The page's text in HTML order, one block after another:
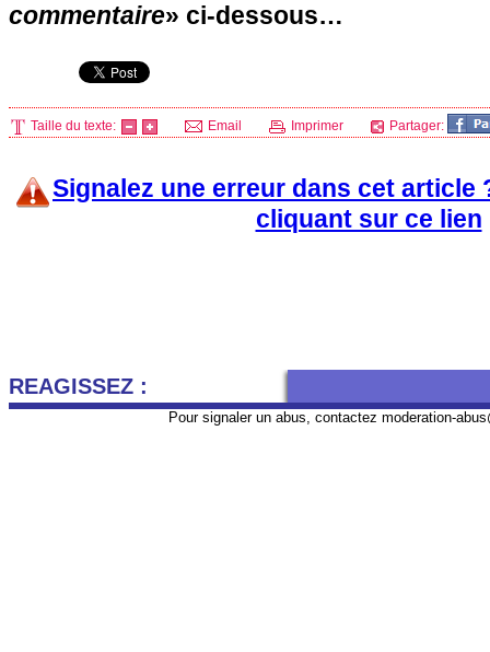
commentaire» ci-dessous…
Taille du texte: Email Imprimer Partager:
Signalez une erreur dans cet article
cliquant sur ce lien
REAGISSEZ :
Pour signaler un abus, contactez moderation-